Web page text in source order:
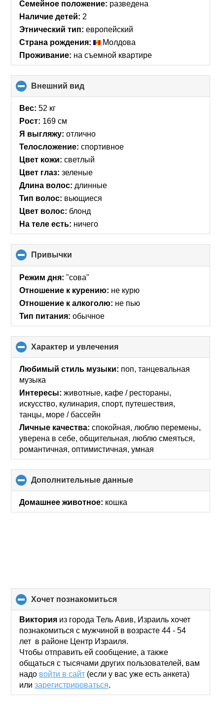
Семейное положение: разведена
Наличие детей: 2
Этнический тип: европейский
Страна рождения:
Молдова
Проживание: на съемной квартире
Внешний вид
to
Вес: 52 кг
Рост: 169 см
Я выгляжу: отлично
Телосложение: спортивное
Цвет кожи: светлый
Цвет глаз: зеленые
Длина волос: длинные
Тип волос: вьющиеся
Цвет волос: блонд
На теле есть: ничего
Привычки
to
collapse
Режим дня: "сова"
Отношение к курению: не курю
Отношение к алкоголю: не пью
Тип питания: обычное
Характер и увлечения
to
collapse
Любимый стиль музыки: поп, танцевальная
музыка
Интересы: животные, кафе / рестораны,
искусcтво, кулинария, спорт, путешествия,
танцы, море / бассейн
Личные качества: спокойная, люблю перемены,
уверена в себе, общительная, люблю смеяться,
романтичная, оптимистичная, умная
Дополнительные данные
to
Домашнее животное: кошка
хочет познакомиться
to
collapse
contents
Виктория из города Тель Авив, Израиль хочет
познакомиться с мужчиной в возрасте 44 - 54
лет в районе Центр Израиля.
Чтобы отправить ей сообщение, а также
общаться с тысячами других пользователей, вам
надо войти в сайт (если у вас уже есть анкета)
илизарегистрироваться.